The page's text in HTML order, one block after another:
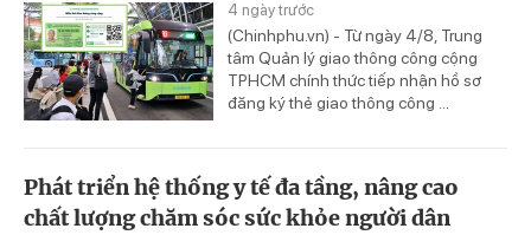
4 ngày trước
(Chinhphu.vn) - Từ ngày 4/8, Trung
tâm Quản lý giao thông công cộng
TPHCM chính thức tiếp nhận hồ sơ
đăng ký thẻ giao thông công ...
Phát triển hệ thống y tế đa tầng, nâng cao
chất lượng chăm sóc sức khỏe người dân